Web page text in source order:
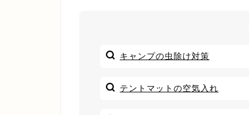
キャンプの虫除け対策
テントマットの空気入れ